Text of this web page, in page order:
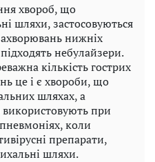
хвороб, що
шляхи, застосовуються
нижніх
небулайзери.
кількість гострих
це і є хвороби, що
шляхах, а
при
коли
препарати,
шляхи.